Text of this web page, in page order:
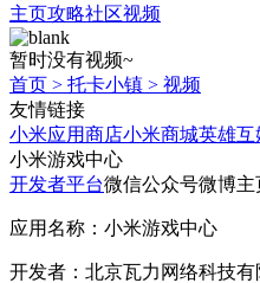
主页攻略社区视频
暂时没有视频~
首页 > 托卡小镇 > 视频
友情链接
小米应用商店小米商城英雄互
小米游戏中心
开发者平台微信公众号微博主
应用名称：小米游戏中心
开发者：北京瓦力网络科技有